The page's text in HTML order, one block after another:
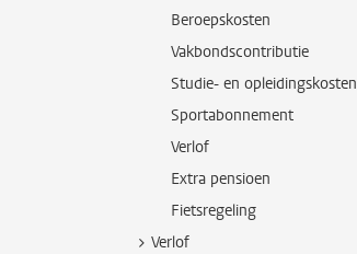
Beroepskosten
Vakbondscontributie
Studie- en opleidingskosten
Sportabonnement
Verlof
Extra pensioen
Fietsregeling
Verlof